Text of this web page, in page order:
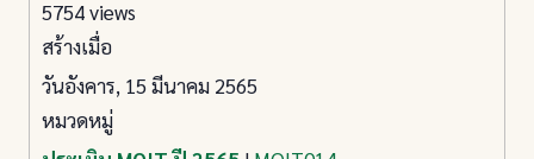
5754 views
สร้างเมื่อ
วันอังคาร, 15 มีนาคม 2565
หมวดหมู่